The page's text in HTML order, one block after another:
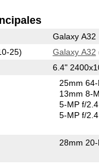
Galaxy A32
25) Galaxy A32
6.4"
25mm
13mm 8-
5-MP f/
5-MP f/2.4
28mm